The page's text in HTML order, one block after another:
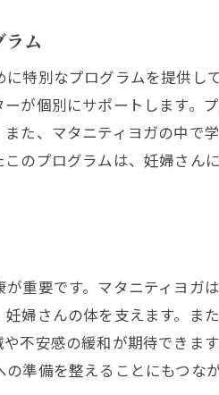
訪れた人すべてが感じる安心
娠期に最適なマタニティヨガ
妊娠期の体に優しいヨガポ
ヨガで整える健康的な生活
タニティヨガでストレス軽減
ヨガでストレスを軽減する方
永福の静かな環境を活かし
ム
特別なプログラムを提供
が個別にサポートします
た、マタニティヨガの中
のプログラムは、妊婦さ
重要です。マタニティヨ
婦さんの体を支えます。
不安感の緩和が期待でき
準備を整えることにもつなが